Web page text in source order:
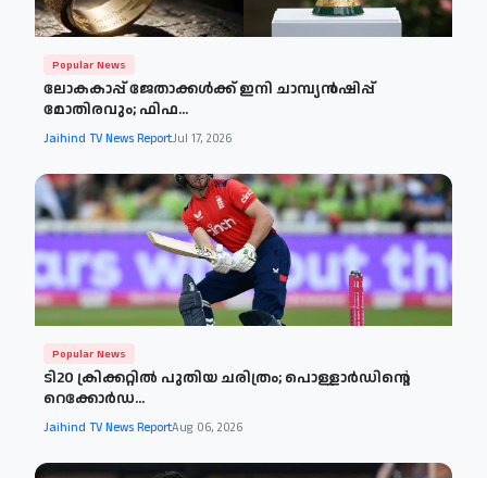
Popular News
ലോകകാപ്പ് ജേതാക്കൾക്ക് ഇനി ചാമ്പ്യൻഷിപ്പ്
മോതിരവും; ഫിഫ...
Jaihind TV News ReportJul 17, 2026
Popular News
ടി20 ക്രിക്കറ്റിൽ പുതിയ ചരിത്രം; പൊള്ളാർഡിന്റെ
റെക്കോർഡ...
Jaihind TV News ReportAug 06, 2026